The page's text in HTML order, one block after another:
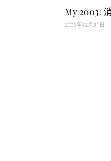
My 2003:
2003年12月31日